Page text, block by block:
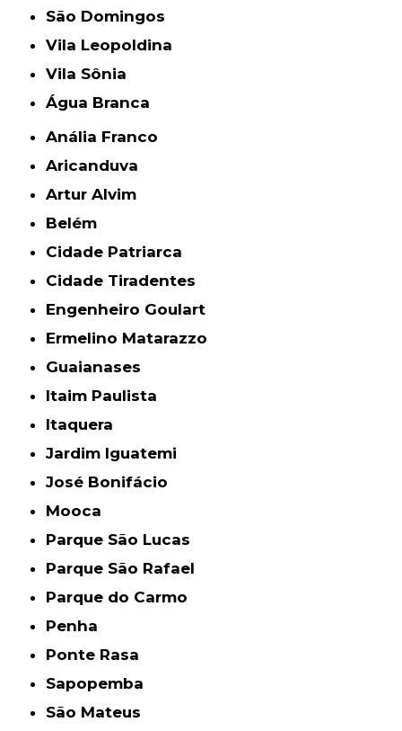
São Domingos
Vila Leopoldina
Vila Sônia
Água Branca
Anália Franco
Aricanduva
Artur Alvim
Belém
Cidade Patriarca
Cidade Tiradentes
Engenheiro Goulart
Ermelino Matarazzo
Guaianases
Itaim Paulista
Itaquera
Jardim Iguatemi
José Bonifácio
Mooca
Parque São Lucas
Parque São Rafael
Parque do Carmo
Penha
Ponte Rasa
Sapopemba
São Mateus